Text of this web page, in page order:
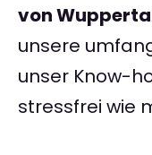
von
unsere
unser Know-
stressfrei wie